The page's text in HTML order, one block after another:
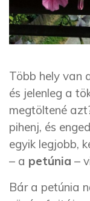
Több hely van
és jelenleg a
megtöltené
pihenj, és
egyik legjobb,
– a petúnia –
Bár a petúnia